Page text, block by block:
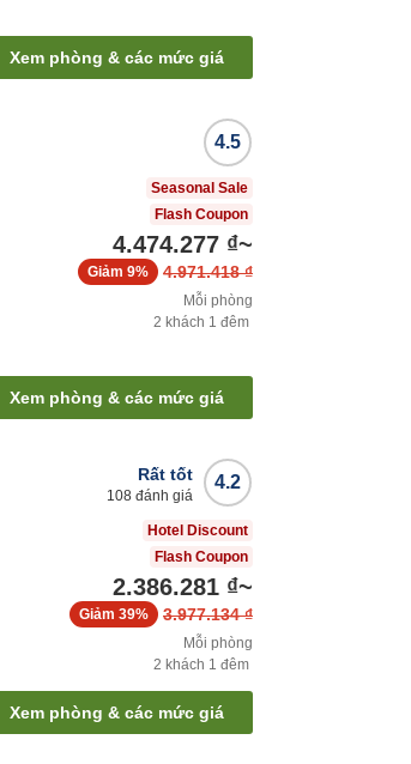
Xem phòng & các mức giá
4.5
Seasonal Sale
Flash Coupon
4.474.277 ₫~
4.971.418 ₫
Giảm 9%
Mỗi phòng
2 khách 1 đêm
Xem phòng & các mức giá
4.2
Rất tốt
108 đánh giá
Hotel Discount
Flash Coupon
2.386.281 ₫~
3.977.134 ₫
Giảm 39%
Mỗi phòng
2 khách 1 đêm
Xem phòng & các mức giá